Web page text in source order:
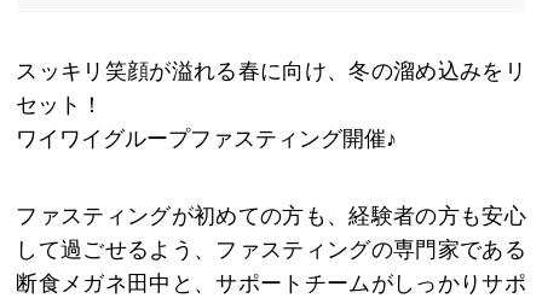
スッキリ笑顔が溢れる春に向け、冬の溜め込みをリ
セット！
ワイワイグループファスティング開催♪
ファスティングが初めての方も、経験者の方も安心
して過ごせるよう、ファスティングの専門家である
断食メガネ田中と、サポートチームがしっかりサポ